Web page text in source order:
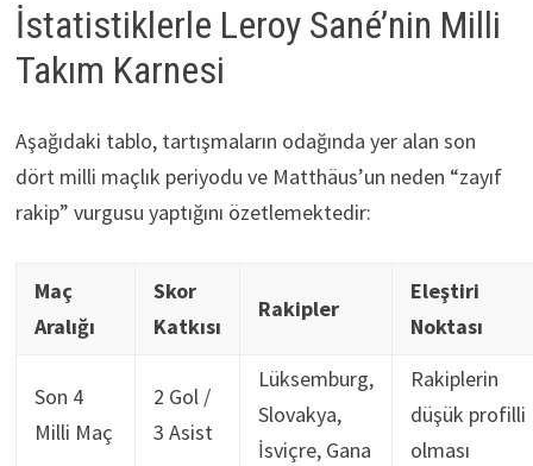
İstatistiklerle Leroy Sané’nin Milli
Takım Karnesi
Aşağıdaki tablo, tartışmaların odağında yer alan son
dört milli maçlık periyodu ve Matthäus’un neden “zayıf
rakip” vurgusu yaptığını özetlemektedir:
Maç
Aralığı
Skor
Katkısı
Rakipler
Eleştiri
Noktası
Son 4
Milli Maç
2 Gol /
3 Asist
Lüksemburg,
Slovakya,
İsviçre, Gana
Rakiplerin
düşük profilli
olması